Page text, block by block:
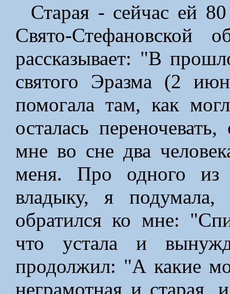
Старая - сейчас ей
Свято-Стефановской
рассказывает: "В
святого Эразма (2
помогала там, как
осталась
мне во сне два
меня. Про одного из
владыку, я
обратился ко мне:
что устала и
продолжил: "А какие
неграмотная и